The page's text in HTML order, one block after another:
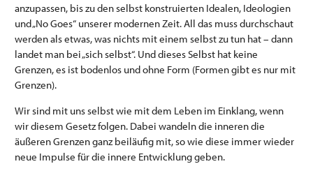
anzupassen, bis zu den selbst konstruierten Idealen, Ideologien
und „No Goes“ unserer modernen Zeit. All das muss durchschaut
werden als etwas, was nichts mit einem selbst zu tun hat – dann
landet man bei „sich selbst“. Und dieses Selbst hat keine
Grenzen, es ist bodenlos und ohne Form (Formen gibt es nur mit
Grenzen).
Wir sind mit uns selbst wie mit dem Leben im Einklang, wenn
wir diesem Gesetz folgen. Dabei wandeln die inneren die
äußeren Grenzen ganz beiläufig mit, so wie diese immer wieder
neue Impulse für die innere Entwicklung geben.